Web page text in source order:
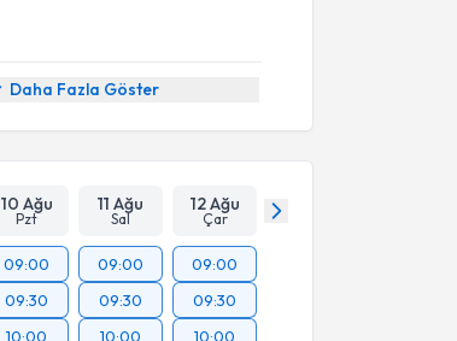
Daha Fazla Göster
10 Ağu
Pzt
11 Ağu
Sal
12 Ağu
Çar
09:00
09:30
10:00
09:00
09:30
10:00
09:00
09:30
10:00